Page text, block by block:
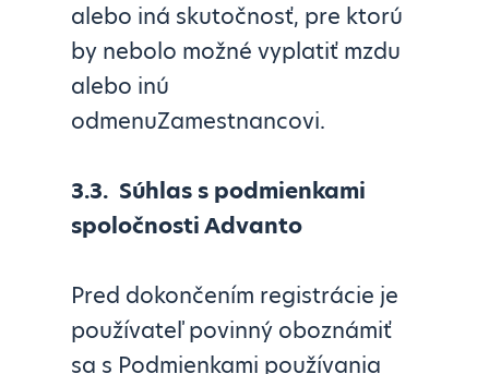
alebo iná skutočnosť, pre ktorú
by nebolo možné vyplatiť mzdu
alebo inú
odmenuZamestnancovi.
3.3. Súhlas s podmienkami
spoločnosti Advanto
Pred dokončením registrácie je
používateľ povinný oboznámiť
sa s Podmienkami používania